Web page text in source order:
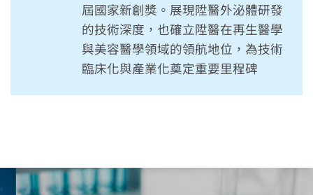
屆國家新創獎。展現陞醫外泌體研發
的技術深度，也確立陞醫在再生醫學
與美容醫學領域的領航地位，為技術
臨床化與產業化奠定重要里程碑